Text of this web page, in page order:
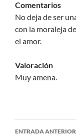
Comentarios
No deja de ser
con la moraleja
el amor.
Valoración
Muy amena.
Navegación
ENTRADA ANTERIOR